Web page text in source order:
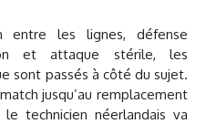
entre les lignes, défense
et attaque stérile, les
sont passés à côté du sujet.
jusqu’au remplacement
technicien néerlandais va